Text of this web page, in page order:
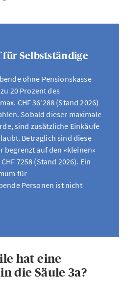
für Selbstständige
ohne Pensionskasse
20 Prozent des
CHF 36‘288 (Stand 2026)
Sobald dieser maximale
sind zusätzliche Einkäufe
Betraglich sind diese
begrenzt auf den «kleinen»
7258 (Stand 2026). Ein
für
Personen ist nicht
hat eine
die Säule 3a?